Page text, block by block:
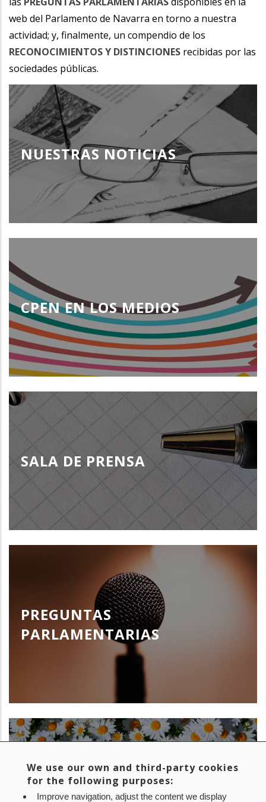
web del Parlamento de Navarra en torno a nuestra
actividad; y, finalmente, un compendio de los
RECONOCIMIENTOS Y DISTINCIONES recibidas por las
sociedades públicas.
NUESTRAS NOTICIAS
CPEN EN LOS MEDIOS
SALA DE PRENSA
PREGUNTAS
PARLAMENTARIAS
RECONOCIMIENTOS
We use our own and third-party cookies
for the following purposes:
Improve navigation, adjust the content we display